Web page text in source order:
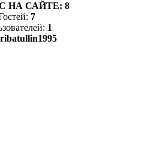
НА САЙТЕ: 8
7
1